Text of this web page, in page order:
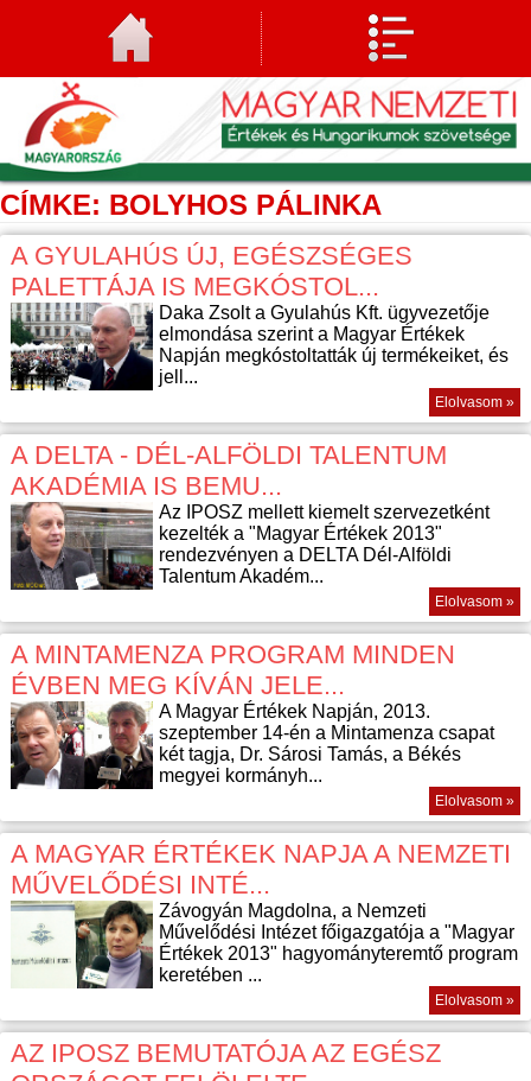
CÍMKE: BOLYHOS PÁLINKA
A GYULAHÚS ÚJ, EGÉSZSÉGES
PALETTÁJA IS MEGKÓSTOL...
Daka Zsolt a Gyulahús Kft. ügyvezetője
elmondása szerint a Magyar Értékek
Napján megkóstoltatták új termékeiket, és
jell...
Elolvasom »
A DELTA - DÉL-ALFÖLDI TALENTUM
AKADÉMIA IS BEMU...
Az IPOSZ mellett kiemelt szervezetként
kezelték a "Magyar Értékek 2013"
rendezvényen a DELTA Dél-Alföldi
Talentum Akadém...
Elolvasom »
A MINTAMENZA PROGRAM MINDEN
ÉVBEN MEG KÍVÁN JELE...
A Magyar Értékek Napján, 2013.
szeptember 14-én a Mintamenza csapat
két tagja, Dr. Sárosi Tamás, a Békés
megyei kormányh...
Elolvasom »
A MAGYAR ÉRTÉKEK NAPJA A NEMZETI
MŰVELŐDÉSI INTÉ...
Závogyán Magdolna, a Nemzeti
Művelődési Intézet főigazgatója a "Magyar
Értékek 2013" hagyományteremtő program
keretében ...
Elolvasom »
AZ IPOSZ BEMUTATÓJA AZ EGÉSZ